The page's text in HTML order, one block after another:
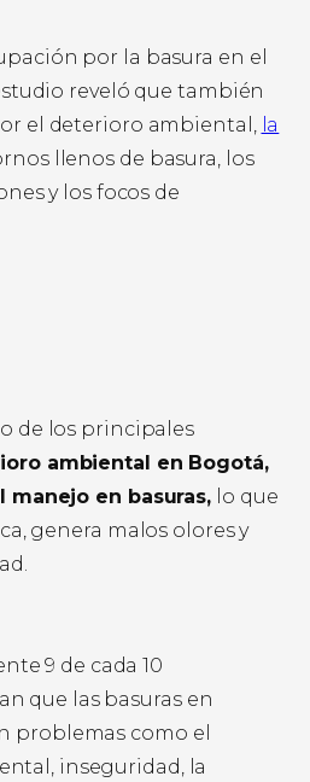
por la basura en el
reveló que también
el deterioro ambiental, la
llenos de basura, los
y los focos de
de los principales
ambiental en Bogotá,
manejo en basuras, lo que
genera malos olores y
9 de cada 10
que las basuras en
problemas como el
inseguridad, la